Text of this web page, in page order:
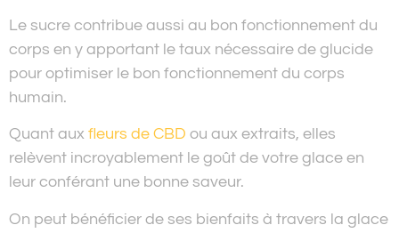
Le sucre contribue aussi au bon fonctionnement du
corps en y apportant le taux nécessaire de glucide
pour optimiser le bon fonctionnement du corps
humain.
Quant aux fleurs de CBD ou aux extraits, elles
relèvent incroyablement le goût de votre glace en
leur conférant une bonne saveur.
On peut bénéficier de ses bienfaits à travers la glace